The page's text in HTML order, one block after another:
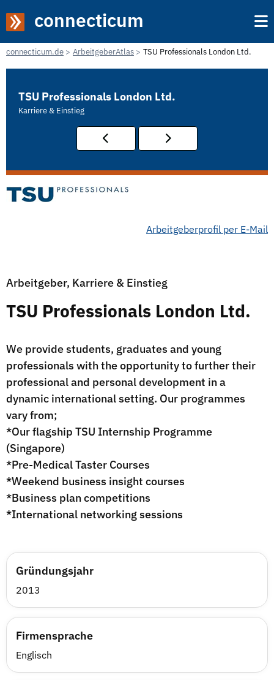
connecticum
connecticum.de ArbeitgeberAtlas TSU Professionals London Ltd.
TSU Professionals London Ltd.
Karriere & Einstieg
Arbeitgeberprofil per E-Mail
Arbeitgeber, Karriere & Einstieg
TSU Professionals London Ltd.
We provide students, graduates and young
professionals with the opportunity to further their
professional and personal development in a
dynamic international setting. Our programmes
vary from;
*Our flagship TSU Internship Programme
(Singapore)
*Pre-Medical Taster Courses
*Weekend business insight courses
*Business plan competitions
*International networking sessions
Gründungsjahr
2013
Firmensprache
Englisch